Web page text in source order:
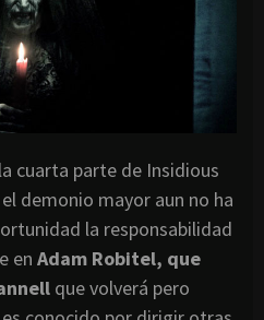
cuarta parte de Insidious
demonio mayor aun no ha
la responsabilidad
en Adam Robitel, que
que volverá pero